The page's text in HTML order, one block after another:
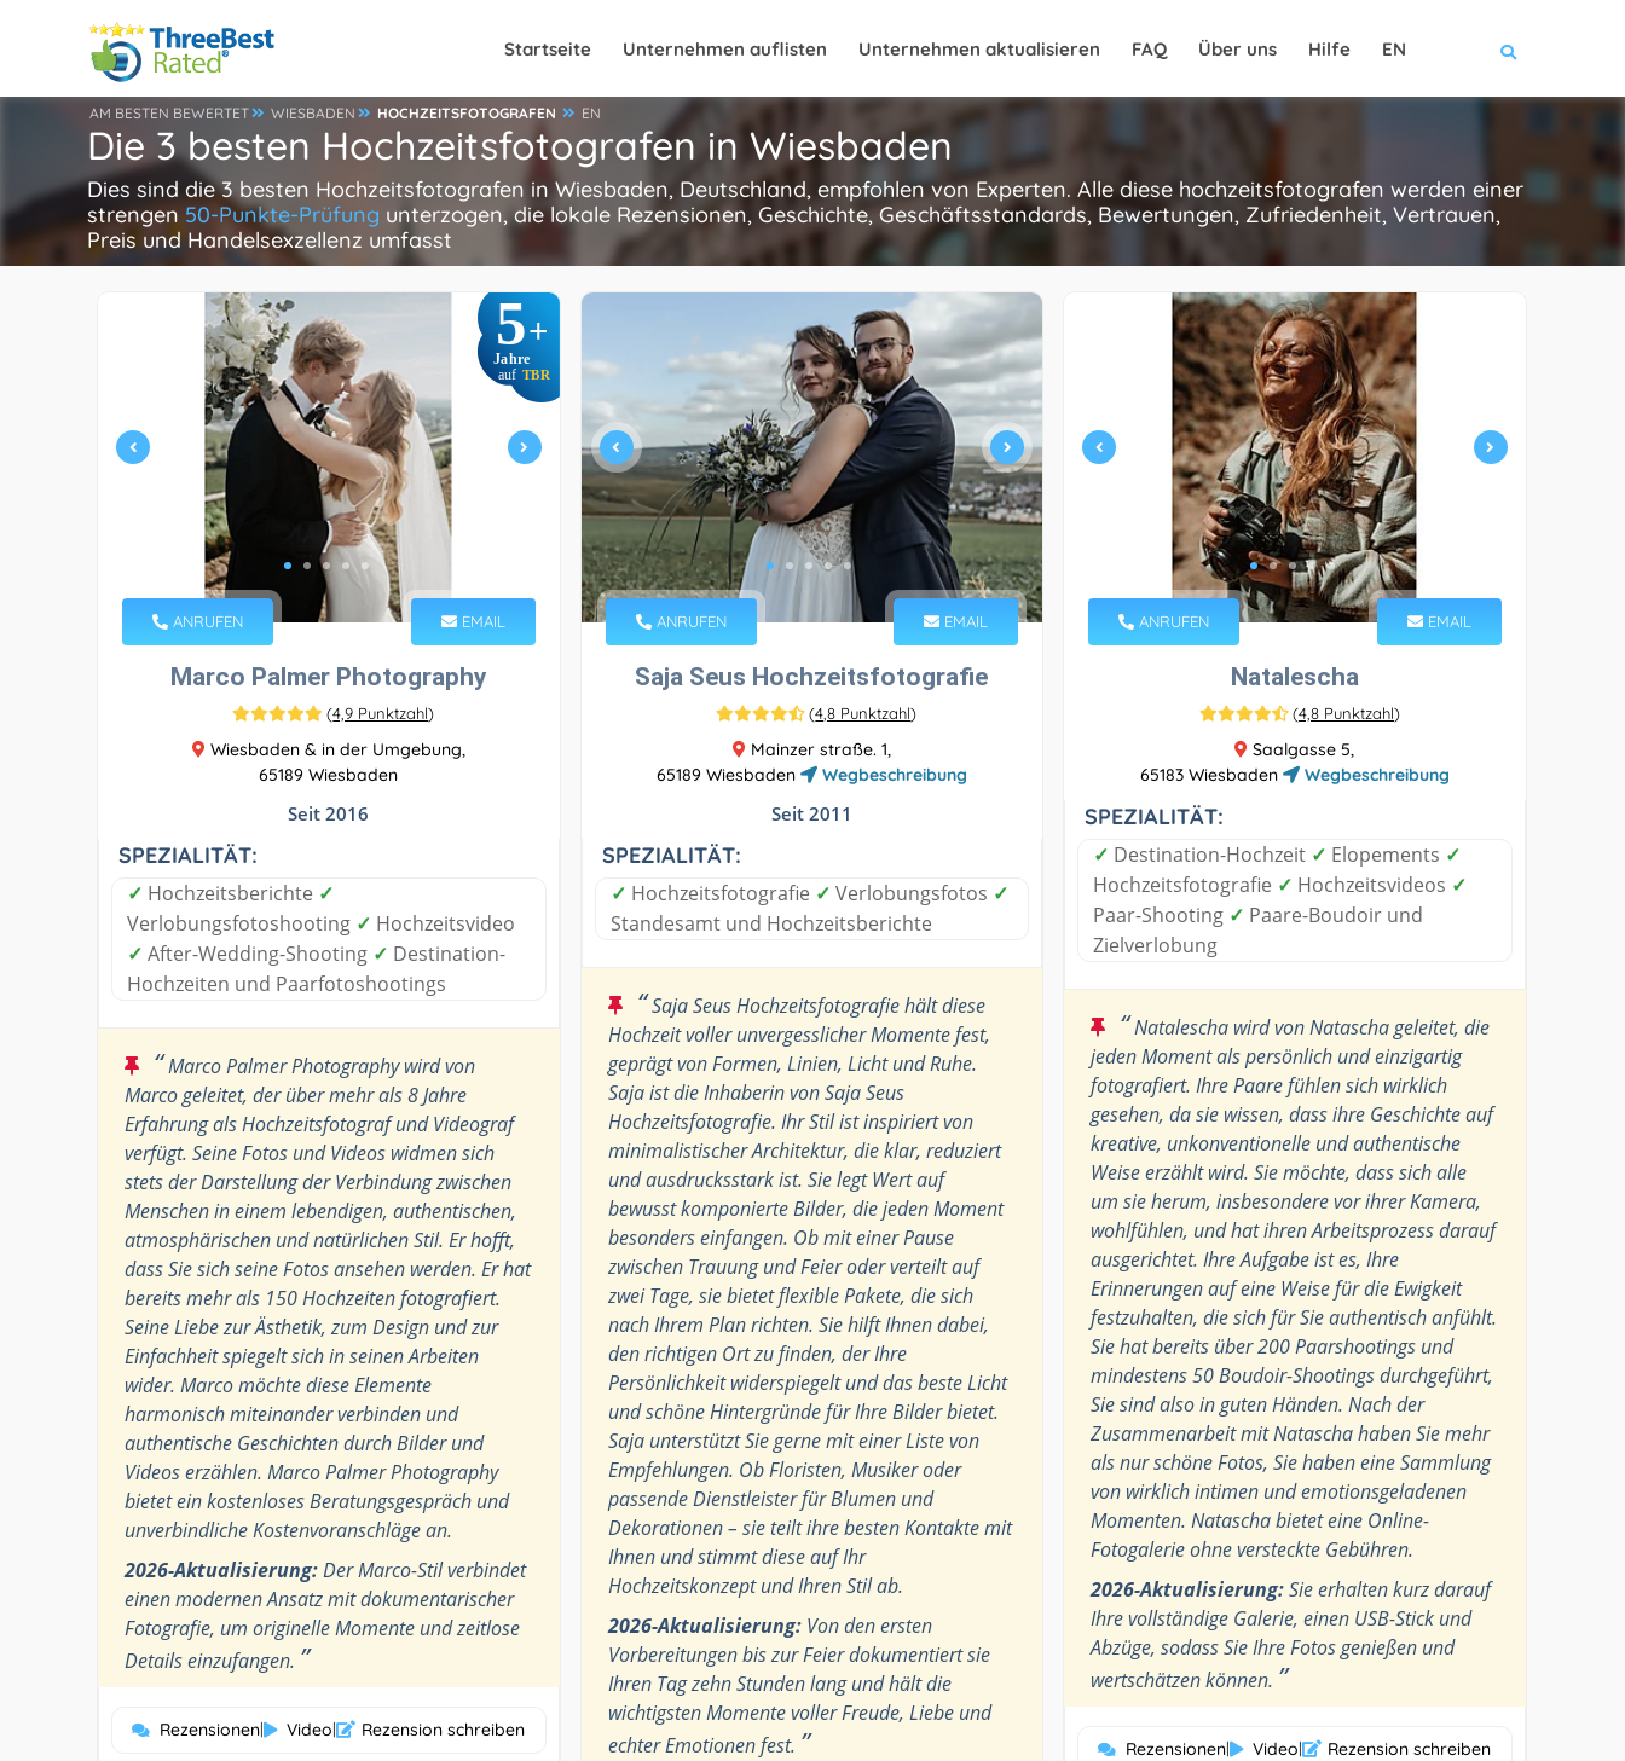
Startseite Unternehmen auflisten Unternehmen aktualisieren FAQ Über uns Hilfe EN
AM BESTEN BEWERTET WIESBADEN HOCHZEITSFOTOGRAFEN EN
Die 3 besten Hochzeitsfotografen in Wiesbaden
Dies sind die 3 besten Hochzeitsfotografen in Wiesbaden, Deutschland, empfohlen von Experten. Alle diese hochzeitsfotografen werden einer
strengen 50-Punkte-Prüfung unterzogen, die lokale Rezensionen, Geschichte, Geschäftsstandards, Bewertungen, Zufriedenheit, Vertrauen,
Preis und Handelsexzellenz umfasst
5+
Jahre
auf TBR
ANRUFEN EMAIL
Marco Palmer Photography
(4,9 Punktzahl)
Wiesbaden & in der Umgebung,
65189 Wiesbaden
Seit 2016
SPEZIALITÄT:
✓ Hochzeitsberichte ✓
Verlobungsfotoshooting ✓ Hochzeitsvideo
✓ After-Wedding-Shooting ✓ Destination-
Hochzeiten und Paarfotoshootings
“Marco Palmer Photography wird von
Marco geleitet, der über mehr als 8 Jahre
Erfahrung als Hochzeitsfotograf und Videograf
verfügt. Seine Fotos und Videos widmen sich
stets der Darstellung der Verbindung zwischen
Menschen in einem lebendigen, authentischen,
atmosphärischen und natürlichen Stil. Er hofft,
dass Sie sich seine Fotos ansehen werden. Er hat
bereits mehr als 150 Hochzeiten fotografiert.
Seine Liebe zur Ästhetik, zum Design und zur
Einfachheit spiegelt sich in seinen Arbeiten
wider. Marco möchte diese Elemente
harmonisch miteinander verbinden und
authentische Geschichten durch Bilder und
Videos erzählen. Marco Palmer Photography
bietet ein kostenloses Beratungsgespräch und
unverbindliche Kostenvoranschläge an.
2026-Aktualisierung:Der Marco-Stil verbindet
einen modernen Ansatz mit dokumentarischer
Fotografie, um originelle Momente und zeitlose
Details einzufangen. ”
Rezensionen| Video| Rezension schreiben
ANRUFEN EMAIL
Saja Seus Hochzeitsfotografie
(4,8 Punktzahl)
Mainzer straße. 1,
65189 Wiesbaden
Wegbeschreibung
Seit 2011
SPEZIALITÄT:
✓ Hochzeitsfotografie ✓ Verlobungsfotos ✓
Standesamt und Hochzeitsberichte
“Saja Seus Hochzeitsfotografie hält diese
Hochzeit voller unvergesslicher Momente fest,
geprägt von Formen, Linien, Licht und Ruhe.
Saja ist die Inhaberin von Saja Seus
Hochzeitsfotografie. Ihr Stil ist inspiriert von
minimalistischer Architektur, die klar, reduziert
und ausdrucksstark ist. Sie legt Wert auf
bewusst komponierte Bilder, die jeden Moment
besonders einfangen. Ob mit einer Pause
zwischen Trauung und Feier oder verteilt auf
zwei Tage, sie bietet flexible Pakete, die sich
nach Ihrem Plan richten. Sie hilft Ihnen dabei,
den richtigen Ort zu finden, der Ihre
Persönlichkeit widerspiegelt und das beste Licht
und schöne Hintergründe für Ihre Bilder bietet.
Saja unterstützt Sie gerne mit einer Liste von
Empfehlungen. Ob Floristen, Musiker oder
passende Dienstleister für Blumen und
Dekorationen – sie teilt ihre besten Kontakte mit
Ihnen und stimmt diese auf Ihr
Hochzeitskonzept und Ihren Stil ab.
2026-Aktualisierung:Von den ersten
Vorbereitungen bis zur Feier dokumentiert sie
Ihren Tag zehn Stunden lang und hält die
wichtigsten Momente voller Freude, Liebe und
echter Emotionen fest. ”
ANRUFEN EMAIL
Natalescha
(4,8 Punktzahl)
Saalgasse 5,
65183 Wiesbaden
Wegbeschreibung
SPEZIALITÄT:
✓ Destination-Hochzeit ✓ Elopements ✓
Hochzeitsfotografie ✓ Hochzeitsvideos ✓
Paar-Shooting ✓ Paare-Boudoir und
Zielverlobung
“Natalescha wird von Natascha geleitet, die
jeden Moment als persönlich und einzigartig
fotografiert. Ihre Paare fühlen sich wirklich
gesehen, da sie wissen, dass ihre Geschichte auf
kreative, unkonventionelle und authentische
Weise erzählt wird. Sie möchte, dass sich alle
um sie herum, insbesondere vor ihrer Kamera,
wohlfühlen, und hat ihren Arbeitsprozess darauf
ausgerichtet. Ihre Aufgabe ist es, Ihre
Erinnerungen auf eine Weise für die Ewigkeit
festzuhalten, die sich für Sie authentisch anfühlt.
Sie hat bereits über 200 Paarshootings und
mindestens 50 Boudoir-Shootings durchgeführt,
Sie sind also in guten Händen. Nach der
Zusammenarbeit mit Natascha haben Sie mehr
als nur schöne Fotos, Sie haben eine Sammlung
von wirklich intimen und emotionsgeladenen
Momenten. Natascha bietet eine Online-
Fotogalerie ohne versteckte Gebühren.
2026-Aktualisierung:Sie erhalten kurz darauf
Ihre vollständige Galerie, einen USB-Stick und
Abzüge, sodass Sie Ihre Fotos genießen und
wertschätzen können. ”
Rezensionen| Video| Rezension schreiben